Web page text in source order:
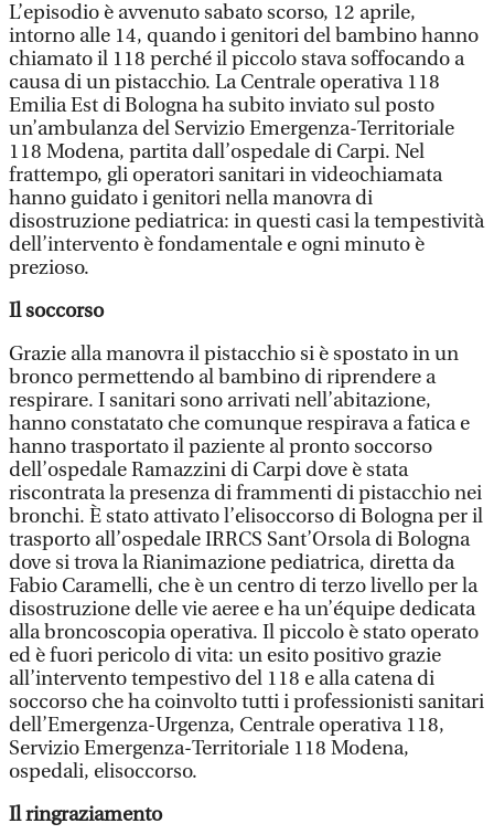
L’episodio è avvenuto sabato scorso, 12 aprile,
intorno alle 14, quando i genitori del bambino hanno
chiamato il 118 perché il piccolo stava soffocando a
causa di un pistacchio. La Centrale operativa 118
Emilia Est di Bologna ha subito inviato sul posto
un’ambulanza del Servizio Emergenza-Territoriale
118 Modena, partita dall’ospedale di Carpi. Nel
frattempo, gli operatori sanitari in videochiamata
hanno guidato i genitori nella manovra di
disostruzione pediatrica: in questi casi la tempestività
dell’intervento è fondamentale e ogni minuto è
prezioso.
Il soccorso
Grazie alla manovra il pistacchio si è spostato in un
bronco permettendo al bambino di riprendere a
respirare. I sanitari sono arrivati nell’abitazione,
hanno constatato che comunque respirava a fatica e
hanno trasportato il paziente al pronto soccorso
dell’ospedale Ramazzini di Carpi dove è stata
riscontrata la presenza di frammenti di pistacchio nei
bronchi. È stato attivato l’elisoccorso di Bologna per il
trasporto all’ospedale IRRCS Sant’Orsola di Bologna
dove si trova la Rianimazione pediatrica, diretta da
Fabio Caramelli, che è un centro di terzo livello per la
disostruzione delle vie aeree e ha un’équipe dedicata
alla broncoscopia operativa. Il piccolo è stato operato
ed è fuori pericolo di vita: un esito positivo grazie
all’intervento tempestivo del 118 e alla catena di
soccorso che ha coinvolto tutti i professionisti sanitari
dell’Emergenza-Urgenza, Centrale operativa 118,
Servizio Emergenza-Territoriale 118 Modena,
ospedali, elisoccorso.
Il ringraziamento